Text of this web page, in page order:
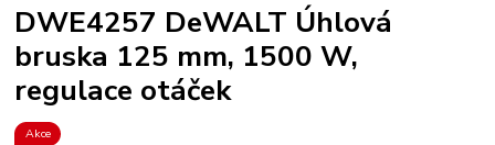
DWE4257 DeWALT Úhlová
bruska 125 mm, 1500 W,
regulace otáček
Akce